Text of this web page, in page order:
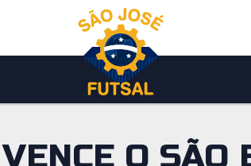
O SÃO